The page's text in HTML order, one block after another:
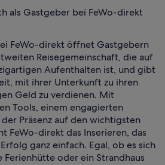
als Gastgeber bei FeWo-direkt
FeWo-direkt öffnet Gastgebern
Reisegemeinschaft, die auf
Aufenthalten ist, und gibt
mit ihrer Unterkunft zu ihren
Geld zu verdienen. Mit
Tools, einem engagierten
Präsenz auf den wichtigsten
FeWo-direkt das Inserieren, das
ganz einfach. Egal, ob es sich
Ferienhütte oder ein Strandhaus